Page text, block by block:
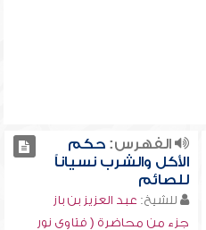
الفهرس:حكم
الأكل والشرب نسياناً
للصائم
للشيخ: عبد العزيز بن باز
جزء من محاضرة ( فتاوى نور